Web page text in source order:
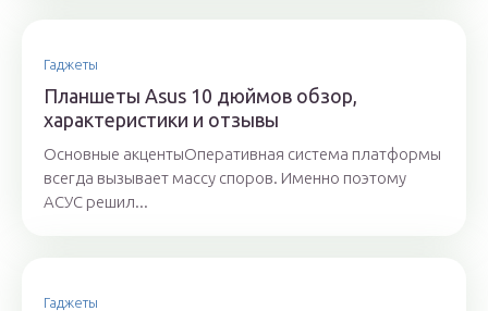
Гаджеты
Планшеты Asus 10 дюймов обзор,
характеристики и отзывы
Основные акцентыОперативная система платформы
всегда вызывает массу споров. Именно поэтому
АСУС решил...
Гаджеты